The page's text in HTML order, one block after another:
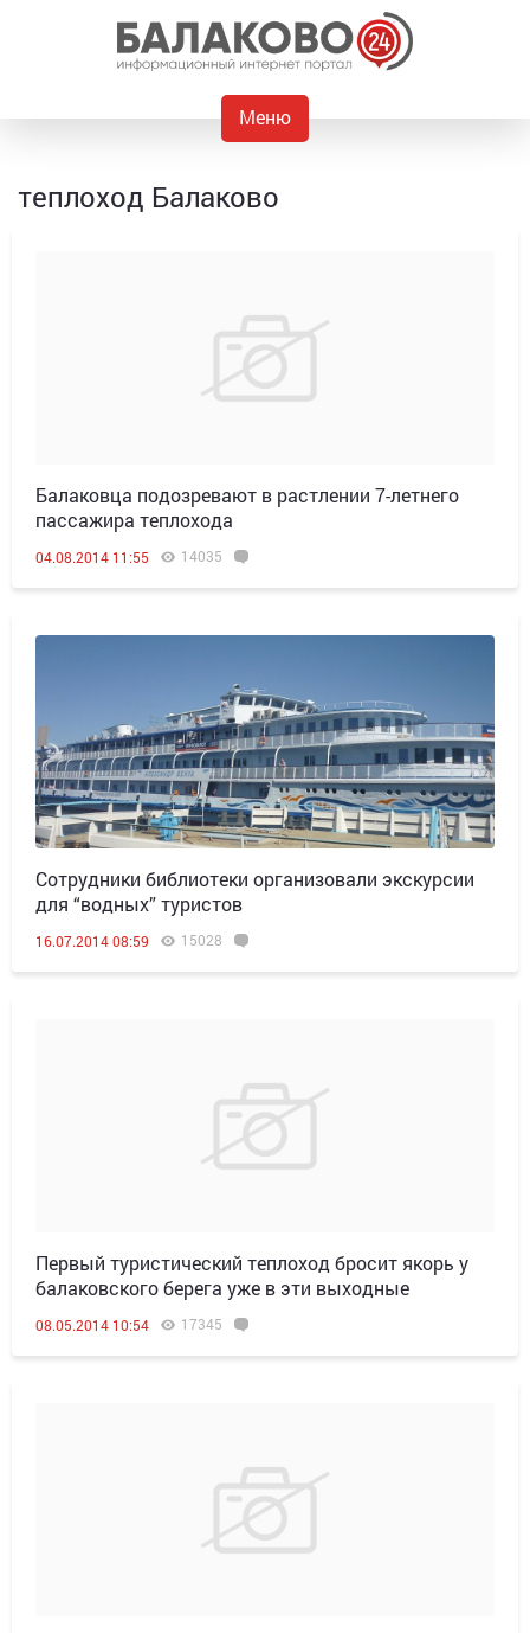
Меню
теплоход Балаково
Балаковца подозревают в растлении 7-летнего
пассажира теплохода
04.08.2014 11:55 14035
Сотрудники библиотеки организовали экскурсии
для “водных” туристов
16.07.2014 08:59 15028
Первый туристический теплоход бросит якорь у
балаковского берега уже в эти выходные
08.05.2014 10:54 17345